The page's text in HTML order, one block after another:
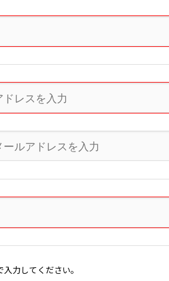
力してください。